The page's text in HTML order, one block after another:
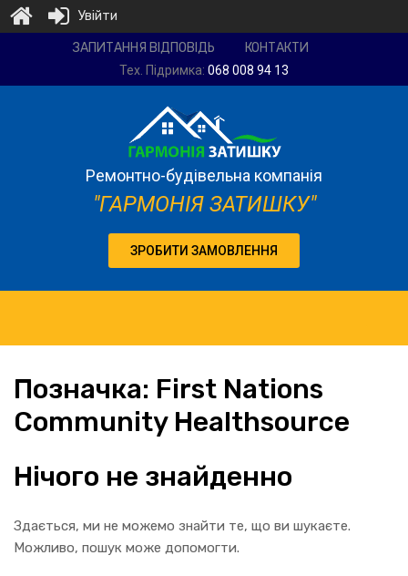
компанія
ЗАПИТАННЯ ВІДПОВІДЬ КОНТАКТИ
Тех. Підримка: 068 008 94 13
Ремонтно-будівельна компанія
"ГАРМОНІЯ ЗАТИШКУ"
ЗРОБИТИ ЗАМОВЛЕННЯ
Позначка: First Nations
Community Healthsource
Нічого не знайденно
Здається, ми не можемо знайти те, що ви шукаєте.
Можливо, пошук може допомогти.
Увійти